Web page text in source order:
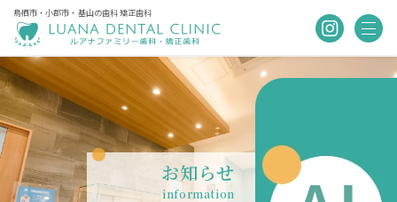
鳥栖市・小郡市・基山の歯科 矯正歯科
お知らせ
information